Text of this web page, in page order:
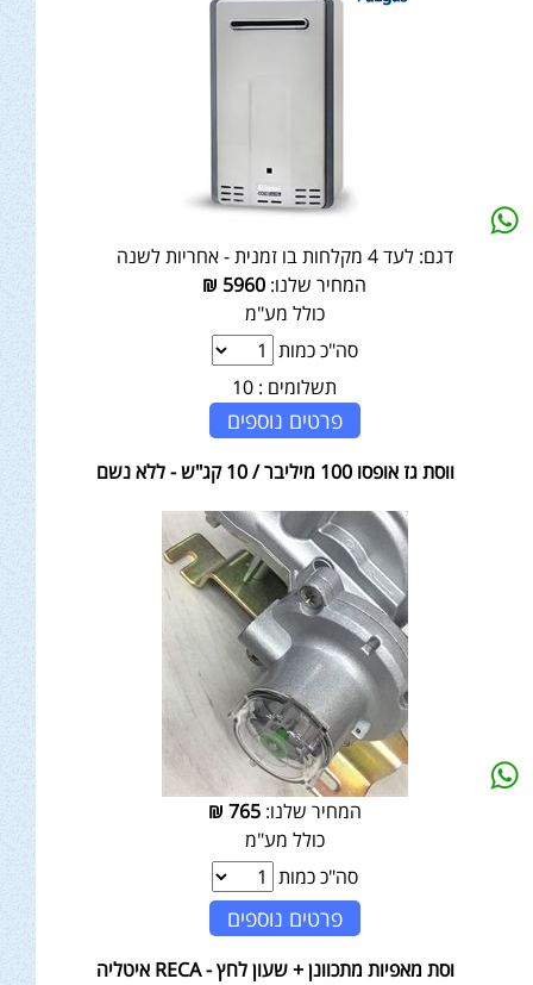
דגם: לעד 4 מקלחות בו זמנית - אחריות לשנה
המחיר שלנו: 5960
₪
כולל מע"מ
סה"כ כמות
תשלומים : 10
פרטים נוספים
ווסת גז אופסו 100 מיליבר / 10 קג"ש - ללא נשם
המחיר שלנו:765
₪
כולל מע"מ
סה"כ כמות
פרטים נוספים
וסת מאפיות מתכוונן + שעון לחץ - RECA איטליה